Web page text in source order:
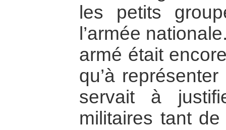
les petits
l’armée
armé était
qu’à
servait à
militaires tant